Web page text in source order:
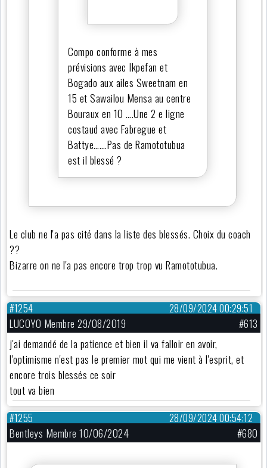
Compo conforme à mes
prévisions avec Ikpefan et
Bogado aux ailes Sweetnam en
15 et Sawailou Mensa au centre
Bouraux en 10 ….Une 2 e ligne
costaud avec Fabregue et
Battye…….Pas de Ramototubua
est il blessé ?
Le club ne l'a pas cité dans la liste des blessés. Choix du coach
??
Bizarre on ne l'a pas encore trop trop vu Ramototubua.
28/09/2024 00:29:51
#1254
LUCOYO Membre 29/08/2019
#613
j'ai demandé de la patience et bien il va falloir en avoir,
l'optimisme n'est pas le premier mot qui me vient à l'esprit, et
encore trois blessés ce soir
tout va bien
28/09/2024 00:54:12
#1255
Bentleys Membre 10/06/2024 #680